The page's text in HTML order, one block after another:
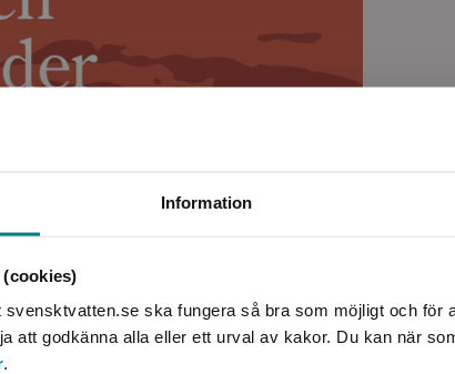
Information
ska fungera så bra som möjligt och för
att godkänna alla eller ett urval av kakor. Du kan när
.